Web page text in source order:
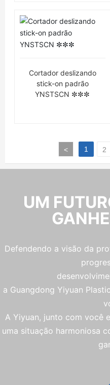
Cortador deslizando
stick-on padrão
YNSTSCN ✼✼✼
< 1 2
UM
Defendendo a visão da
a Guangdong Yiyuan
A Yiyuan, junto com você
uma situação harmoniosa